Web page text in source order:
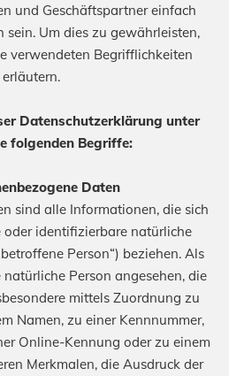
und Geschäftspartner einfach
sein. Um dies zu gewährleisten,
verwendeten Begrifflichkeiten
erläutern.
Datenschutzerklärung unter
folgenden Begriffe:
Daten
sind alle Informationen, die sich
identifizierbare natürliche
Person“) beziehen. Als
Person angesehen, die
mittels Zuordnung zu
Namen, zu einer Kennnummer,
Online-Kennung oder zu einem
Merkmalen, die Ausdruck der